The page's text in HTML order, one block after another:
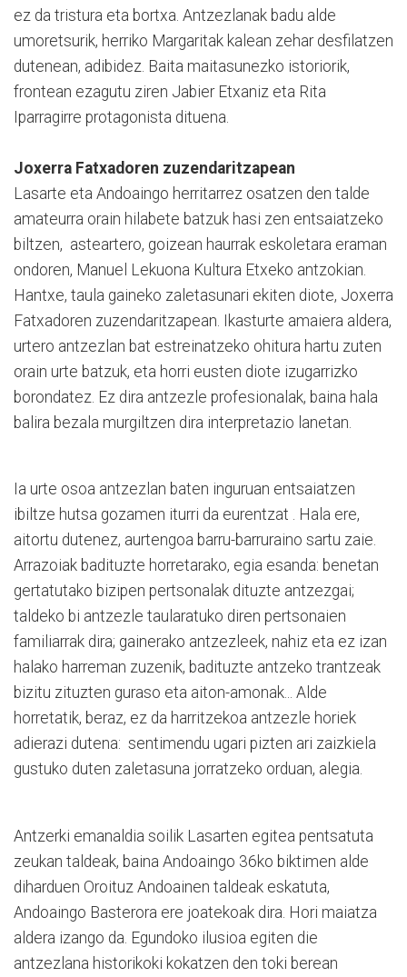
ez da tristura eta bortxa. Antzezlanak badu alde
umoretsurik, herriko Margaritak kalean zehar desfilatzen
dutenean, adibidez. Baita maitasunezko istoriorik,
frontean ezagutu ziren Jabier Etxaniz eta Rita
Iparragirre protagonista dituena.
Joxerra Fatxadoren zuzendaritzapean
Lasarte eta Andoaingo herritarrez osatzen den talde
amateurra orain hilabete batzuk hasi zen entsaiatzeko
biltzen, asteartero, goizean haurrak eskoletara eraman
ondoren, Manuel Lekuona Kultura Etxeko antzokian.
Hantxe, taula gaineko zaletasunari ekiten diote, Joxerra
Fatxadoren zuzendaritzapean. Ikasturte amaiera aldera,
urtero antzezlan bat estreinatzeko ohitura hartu zuten
orain urte batzuk, eta horri eusten diote izugarrizko
borondatez. Ez dira antzezle profesionalak, baina hala
balira bezala murgiltzen dira interpretazio lanetan.
Ia urte osoa antzezlan baten inguruan entsaiatzen
ibiltze hutsa gozamen iturri da eurentzat . Hala ere,
aitortu dutenez, aurtengoa barru-barruraino sartu zaie.
Arrazoiak badituzte horretarako, egia esanda: benetan
gertatutako bizipen pertsonalak dituzte antzezgai;
taldeko bi antzezle taularatuko diren pertsonaien
familiarrak dira; gainerako antzezleek, nahiz eta ez izan
halako harreman zuzenik, badituzte antzeko trantzeak
bizitu zituzten guraso eta aiton-amonak... Alde
horretatik, beraz, ez da harritzekoa antzezle horiek
adierazi dutena: sentimendu ugari pizten ari zaizkiela
gustuko duten zaletasuna jorratzeko orduan, alegia.
Antzerki emanaldia soilik Lasarten egitea pentsatuta
zeukan taldeak, baina Andoaingo 36ko biktimen alde
diharduen Oroituz Andoainen taldeak eskatuta,
Andoaingo Basterora ere joatekoak dira. Hori maiatza
aldera izango da. Egundoko ilusioa egiten die
antzezlana historikoki kokatzen den toki berean